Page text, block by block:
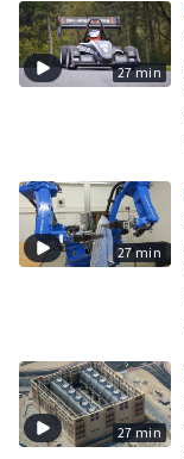
27 min
27 min
27 min